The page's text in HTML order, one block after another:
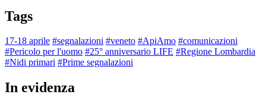
Tags
17-18 aprile #segnalazioni #veneto #ApiAmo #comunicazioni
#Pericolo per l'uomo #25° anniversario LIFE #Regione Lombardia
#Nidi primari #Prime segnalazioni
In evidenza